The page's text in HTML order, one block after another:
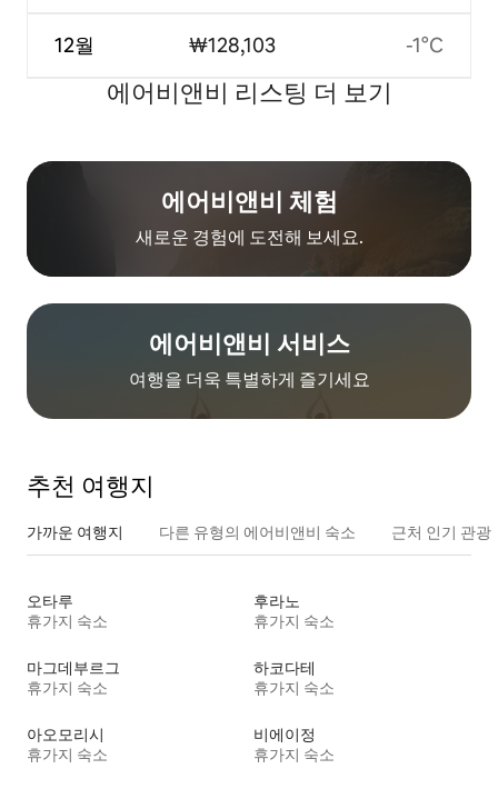
12월 ₩128,103 -1°C
에어비앤비 리스팅 더 보기
에어비앤비 체험
새로운 경험에 도전해 보세요.
에어비앤비 서비스
여행을 더욱 특별하게 즐기세요
추천 여행지
가까운 여행지 다른 유형의 에어비앤비 숙소 근처 인기 관광
오타루
휴가지 숙소
후라노
휴가지 숙소
마그데부르그
휴가지 숙소
하코다테
휴가지 숙소
아오모리시
휴가지 숙소
비에이정
휴가지 숙소